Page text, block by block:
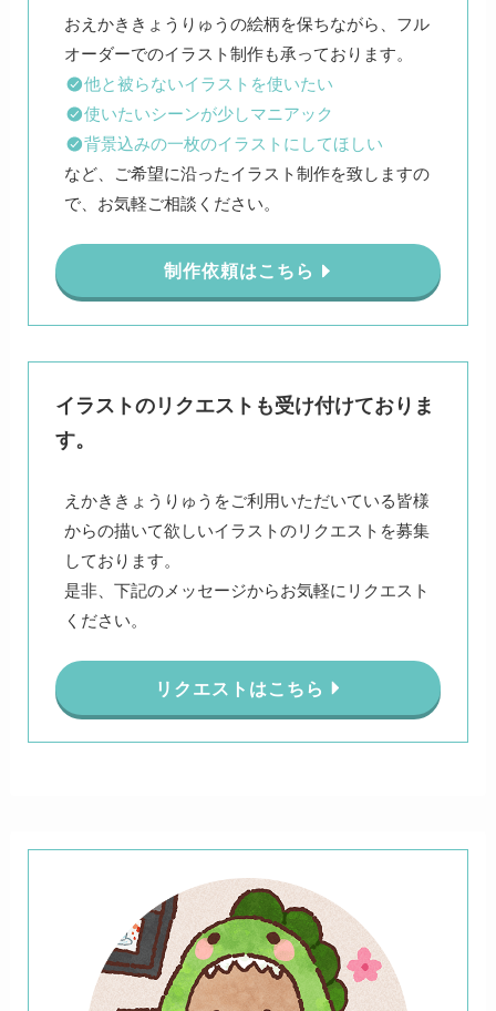
おえかききょうりゅうの絵柄を保ちながら、フル
他と被らないイラストを使いたい
使いたいシーンが少しマニアック
背景込みの一枚のイラストにしてほしい
など、ご希望に沿ったイラスト制作を致しますの
で、お気軽ご相談ください。
制作依頼はこちら
イラストのリクエストも受け付けておりま
す。
えかききょうりゅうをご利用いただいている皆様
からの描いて欲しいイラストのリクエストを募集
しております。
是非、下記のメッセージからお気軽にリクエスト
ください。
リクエストはこちら